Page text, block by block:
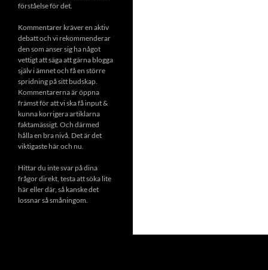
förståelse för det.
Kommentarer kräver en aktiv
debatt och vi rekommenderar
den som anser sig ha något
vettigt att säga att gärna blogga
själv i ämnet och få en större
spridning på sitt budskap.
Kommentarerna är öppna
främst för att vi ska få input &
kunna korrigera artiklarna
faktamässigt. Och därmed
hålla en bra nivå. Det är det
viktigaste här och nu.
Hittar du inte svar på dina
frågor direkt, testa att söka lite
här eller där, så kanske det
lossnar så småningom.